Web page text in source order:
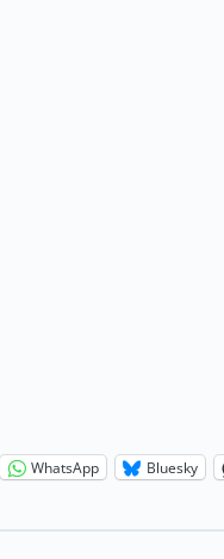
WhatsApp Bluesky